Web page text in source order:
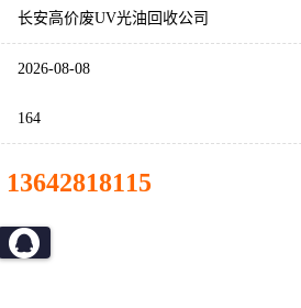
长安高价废UV光油回收公司
2026-08-08
164
13642818115